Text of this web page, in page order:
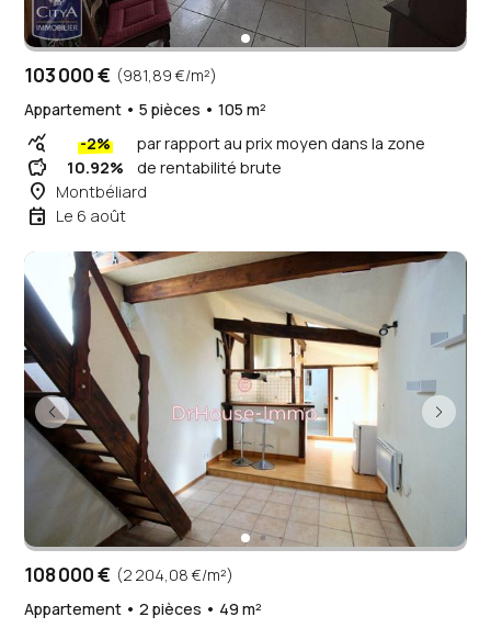
103 000 € (981,89 €/m²)
Appartement • 5 pièces • 105 m²
query_stats -2% par rapport au prix moyen dans la zone
savings 10.92% de rentabilité brute
place Montbéliard
event Le 6 août
108 000 € (2 204,08 €/m²)
Appartement • 2 pièces • 49 m²